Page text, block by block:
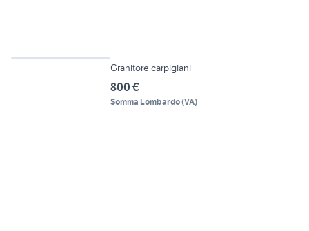
Granitore carpigiani
800 €
Somma Lombardo(VA)